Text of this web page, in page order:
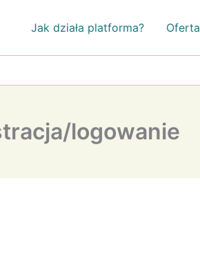
Jak działa platforma? Oferta
logowanie